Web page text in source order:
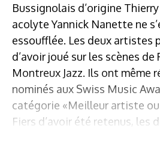
Bussignolais d’origine
acolyte Yannick Nanette ne
essoufflée. Les deux artistes
d’avoir joué sur les scènes de
Montreux Jazz. Ils ont même
nominés aux Swiss Music
catégorie «Meilleur artiste
Fiers d’avoir été retenus, les